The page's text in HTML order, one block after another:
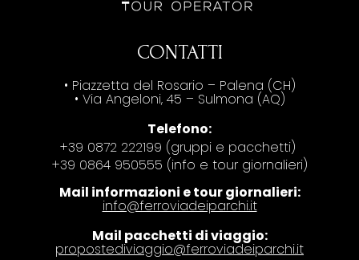
CONTATTI
• Piazzetta del Rosario – Palena (CH)
• Via Angeloni, 45 – Sulmona (AQ)
Telefono:
+39 0872 222199 (gruppi e pacchetti)
+39 0864 950555 (info e tour giornalieri)
Mail informazioni e tour giornalieri:
info@ferroviadeiparchi.it
Mail pacchetti di viaggio:
propostediviaggio@ferroviadeiparchi.it